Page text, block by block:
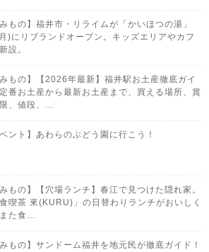
みもの】福井市・リライムが「かいほつの湯」
)にリブランドオープン。キッズエリアやカフ
設。
みもの】【2026年最新】福井駅お土産徹底ガイ
定番お土産から最新お土産まで、買える場所、賞
、値段、...
ベント】あわらのぶどう園に行こう！
みもの】【穴場ランチ】春江で見つけた隠れ家。
食喫茶 來(KURU)」の日替わりランチがおいしく
た食...
みもの】サンドーム福井を地元民が徹底ガイド！